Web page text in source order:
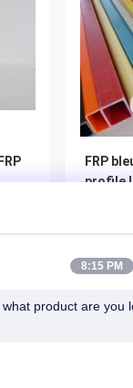
FRP
profile
8:15 PM
product are you